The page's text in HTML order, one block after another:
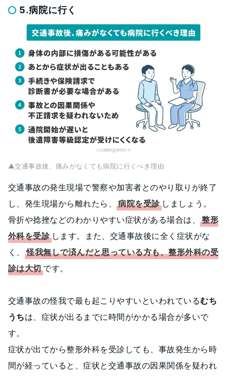
5.病院に行く
▲交通事故後、痛みがなくても病院に行くべき理由
交通事故の発生現場で警察や加害者とのやり取りが終了
し、発生現場から離れたら、病院を受診 しましょう。
骨折や捻挫などのわかりやすい症状がある場合は、整形
外科を受診します。また、交通事故後に全く症状がな
く、
怪我無しで済んだと思っている方も、整形外科の受
診は大切 です。
交通事故の怪我で最も起こりやすいといわれているむち
うちは、症状が出るまでに時間がかかる場合が多いで
す。
症状が出てから整形外科を受診しても、事故発生から時
間が経っていると、症状と交通事故の因果関係を疑われ